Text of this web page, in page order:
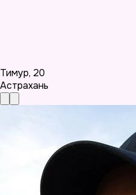
Тимур, 20
Астрахань